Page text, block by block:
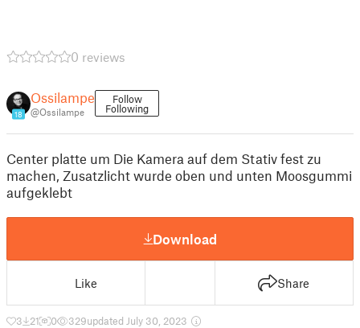
0 reviews
18
Ossilampe
@Ossilampe
Follow
Following
Center platte um Die Kamera auf dem Stativ fest zu
machen, Zusatzlicht wurde oben und unten Moosgummi
aufgeklebt
Download
Like Share
3 21 0 329updated July 30, 2023